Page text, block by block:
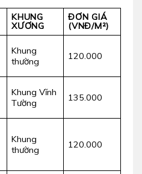
KHUNG
XƯƠNG
ĐƠN GIÁ
(VNĐ/M²)
Khung
thường
120.000
Khung Vĩnh
Tường
135.000
Khung
thường
120.000